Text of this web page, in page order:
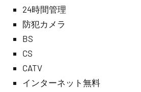
24時間管理
防犯カメラ
BS
CS
CATV
インターネット無料